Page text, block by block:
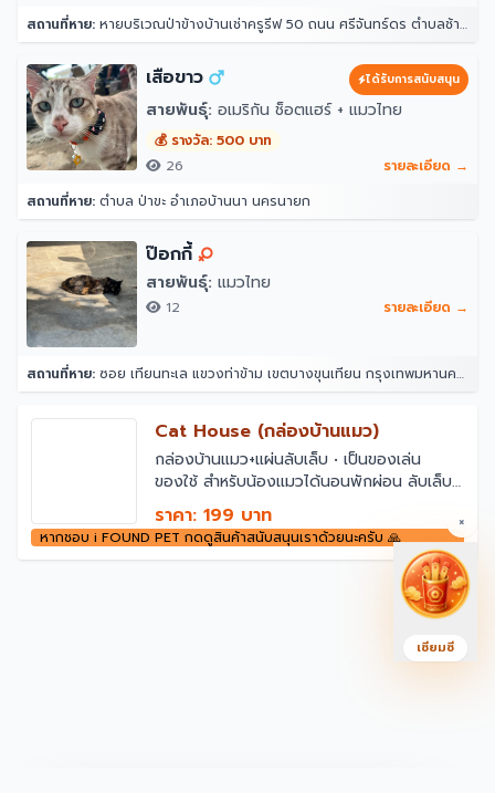
สถานที่หาย: หายบริเวณป่าข้างบ้านเช่าครูรีฟ 50 ถนน ศรีจันทร์ดร ตำบลช้างคลาน อำเภอเมืองเชียงใหม่ เชียงใหม่ 50100
เสือขาว ได้รับการสนับสนุน
สายพันธุ์: อเมริกัน ช็อตแฮร์ + แมวไทย
💰 รางวัล: 500 บาท
26
รายละเอียด →
สถานที่หาย: ตำบล ป่าขะ อำเภอบ้านนา นครนายก
ป๊อกกี้
สายพันธุ์: แมวไทย
12 รายละเอียด →
สถานที่หาย: ซอย เทียนทะเล แขวงท่าข้าม เขตบางขุนเทียน กรุงเทพมหานคร 10150
Cat House (กล่องบ้านแมว)
กล่องบ้านแมว+แผ่นลับเล็บ • เป็นของเล่น
ของใช้ สำหรับน้องแมวได้นอนพักผ่อน ลับเล็บ
และหยอกเล่นกับเจ้าของ (ออกแบบโดยทาส
แมว) • ทำจากกระดาษลูกฟูก แข็งแรง น้ำหนัก
เบา เคลื่อนย้ายง่าย • สีน้ำตาลเรียบ (สีไม้)
ราคา: 199 บาท
หากชอบ i FOUND PET กดดูสินค้าสนับสนุนเราด้วยนะครับ 🙏
×
เซียมซี